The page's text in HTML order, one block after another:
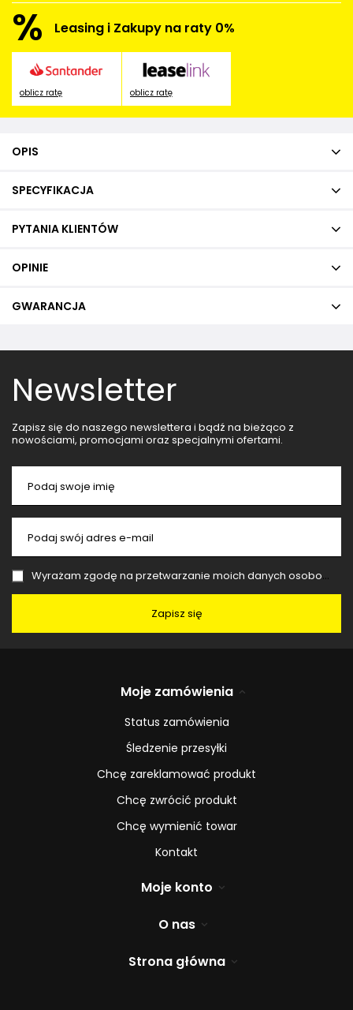
% Leasing i Zakupy na raty 0%
oblicz ratę oblicz ratę
OPIS
SPECYFIKACJA
PYTANIA KLIENTÓW
OPINIE
GWARANCJA
Newsletter
Zapisz się do naszego newslettera i bądź na bieżąco z
nowościami, promocjami oraz specjalnymi ofertami.
Podaj swoje imię
Podaj swój adres e-mail
Wyrażam zgodę na przetwarzanie moich danych osobowych (adres e-mail) na potrzeby wysyłki newslettera z informacją handlową (marketing). Więcej w
Zapisz się
Moje zamówienia
Status zamówienia
Śledzenie przesyłki
Chcę zareklamować produkt
Chcę zwrócić produkt
Chcę wymienić towar
Kontakt
Moje konto
O nas
Strona główna